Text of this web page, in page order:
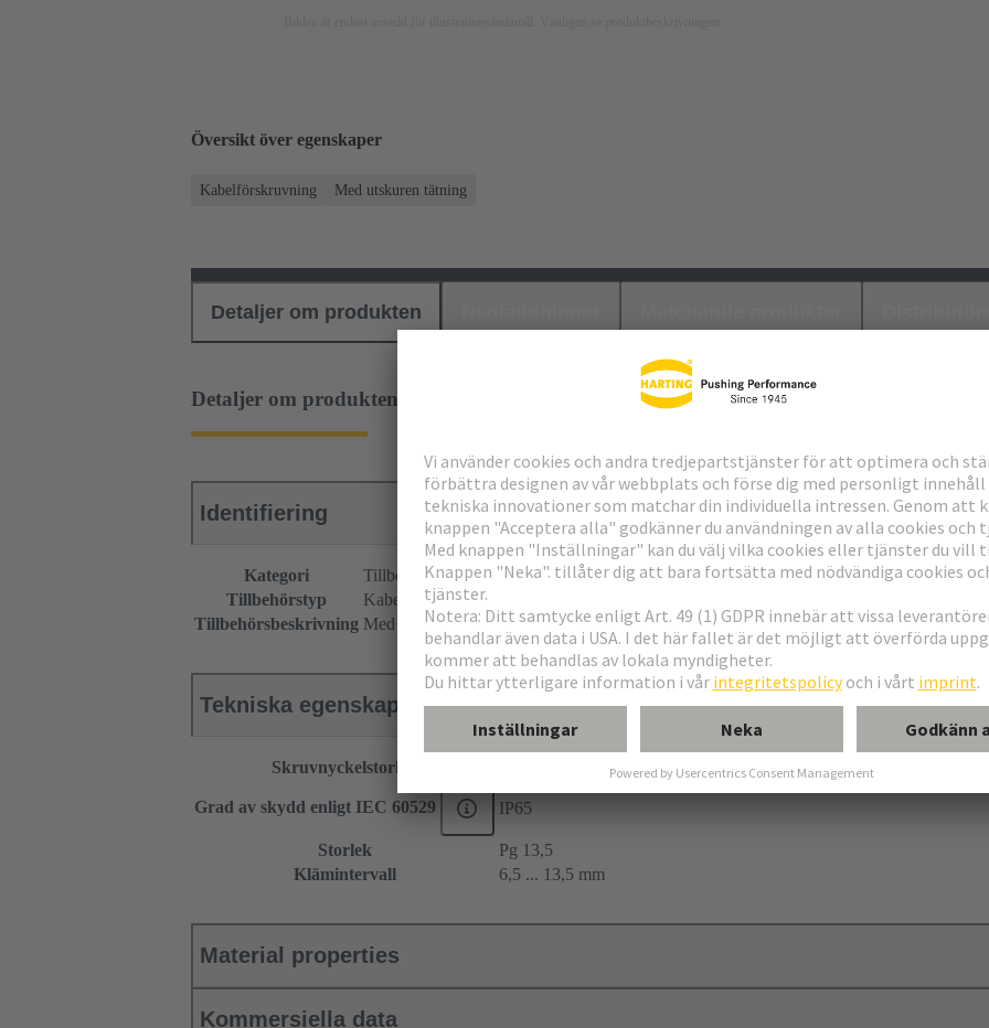
Översikt över egenskaper
Kabelförskruvning Med utskuren tätning
Detaljer om produkten
Detaljer om produkten
Identifiering
Kategori
Tillbehör
Tillbehörstyp
Kabelförskruvning
Tillbehörsbeskrivning Med utskuren tätning
Tekniska egenskaper
Skruvnyckelstorlek
Grad av skydd enligt IEC 60529 IP65
Storlek
Pg 13,5
Klämintervall
6,5 ... 13,5 mm
Material properties
Kommersiella data